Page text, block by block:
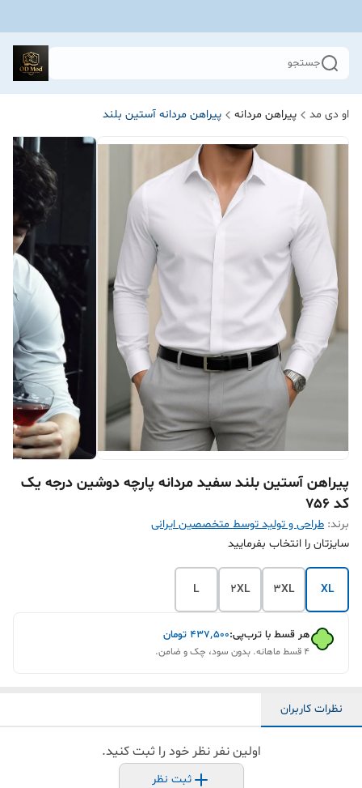
جستجو
او دی مد پیراهن مردانه پیراهن مردانه آستین بلند
پیراهن آستین بلند سفید مردانه پارچه دوشین درجه یک
کد ۷۵۶
برند: طراحی و تولید توسط متخصصین ایرانی
سایزتان را انتخاب بفرمایید
XL
3XL
2XL
L
هر قسط با ترب‌پی:۴۳۷٬۵۰۰ تومان
۴ قسط ماهانه. بدون سود، چک و ضامن.
نظرات کاربران
اولین نفر نظر خود را ثبت کنید.
ثبت نظر